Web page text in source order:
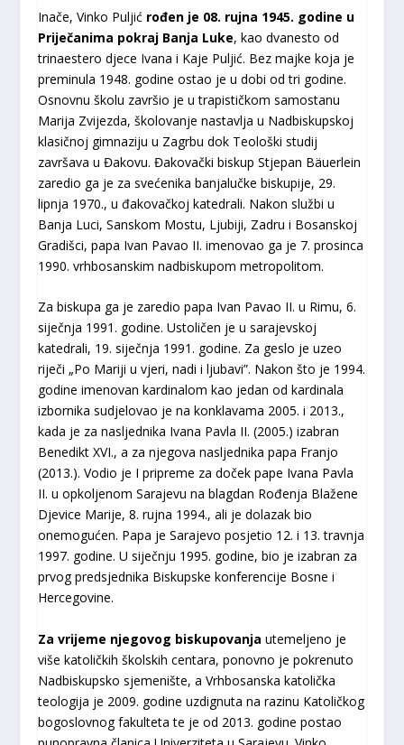
Inače, Vinko Puljić rođen je 08. rujna 1945. godine u
Priječanima pokraj Banja Luke, kao dvanesto od
trinaestero djece Ivana i Kaje Puljić. Bez majke koja je
preminula 1948. godine ostao je u dobi od tri godine.
Osnovnu školu završio je u trapističkom samostanu
Marija Zvijezda, školovanje nastavlja u Nadbiskupskoj
klasičnoj gimnaziju u Zagrbu dok Teološki studij
završava u Đakovu. Đakovački biskup Stjepan Bäuerlein
zaredio ga je za svećenika banjalučke biskupije, 29.
lipnja 1970., u đakovačkoj katedrali. Nakon službi u
Banja Luci, Sanskom Mostu, Ljubiji, Zadru i Bosanskoj
Gradišci, papa Ivan Pavao II. imenovao ga je 7. prosinca
1990. vrhbosanskim nadbiskupom metropolitom.
Za biskupa ga je zaredio papa Ivan Pavao II. u Rimu, 6.
siječnja 1991. godine. Ustoličen je u sarajevskoj
katedrali, 19. siječnja 1991. godine. Za geslo je uzeo
riječi „Po Mariji u vjeri, nadi i ljubavi”. Nakon što je 1994.
godine imenovan kardinalom kao jedan od kardinala
izbornika sudjelovao je na konklavama 2005. i 2013.,
kada je za nasljednika Ivana Pavla II. (2005.) izabran
Benedikt XVI., a za njegova nasljednika papa Franjo
(2013.). Vodio je I pripreme za doček pape Ivana Pavla
II. u opkoljenom Sarajevu na blagdan Rođenja Blažene
Djevice Marije, 8. rujna 1994., ali je dolazak bio
onemogućen. Papa je Sarajevo posjetio 12. i 13. travnja
1997. godine. U siječnju 1995. godine, bio je izabran za
prvog predsjednika Biskupske konferencije Bosne i
Hercegovine.
Za vrijeme njegovog biskupovanja utemeljeno je
više katoličkih školskih centara, ponovno je pokrenuto
Nadbiskupsko sjemenište, a Vrhbosanska katolička
teologija je 2009. godine uzdignuta na razinu Katoličkog
bogoslovnog fakulteta te je od 2013. godine postao